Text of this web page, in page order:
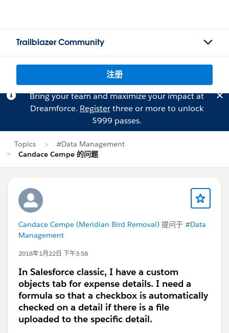
Trailblazer Community
注册
Bring your team and maximize your impact at
Dreamforce. Registerthree or more to unlock
$999 passes.
Topics
#Data Management
Candace Cempe 的问题
Candace Cempe (Meridian Bird Removal) 提问于 #Data
Management
2018年1月22日 下午3:58
In Salesforce classic, I have a custom
objects tab for expense details. I need a
formula so that a checkbox is automatically
checked on a detail if there is a file
uploaded to the specific detail.